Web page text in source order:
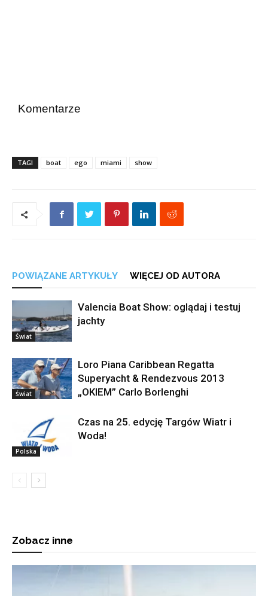
Komentarze
TAGI boat ego miami show
POWIĄZANE ARTYKUŁY WIĘCEJ OD AUTORA
Świat
Valencia Boat Show: oglądaj i testuj
jachty
Świat
Loro Piana Caribbean Regatta
Superyacht & Rendezvous 2013
„OKIEM” Carlo Borlenghi
Polska
Czas na 25. edycję Targów Wiatr i
Woda!
Zobacz inne